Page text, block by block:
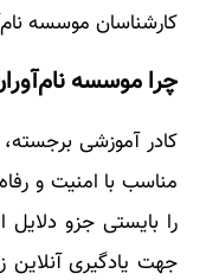
کارشناسان موسسه
چرا موسسه
کادر آموزشی
مناسب با امنیت و
را بایستی جزو دلایل
جهت یادگیری